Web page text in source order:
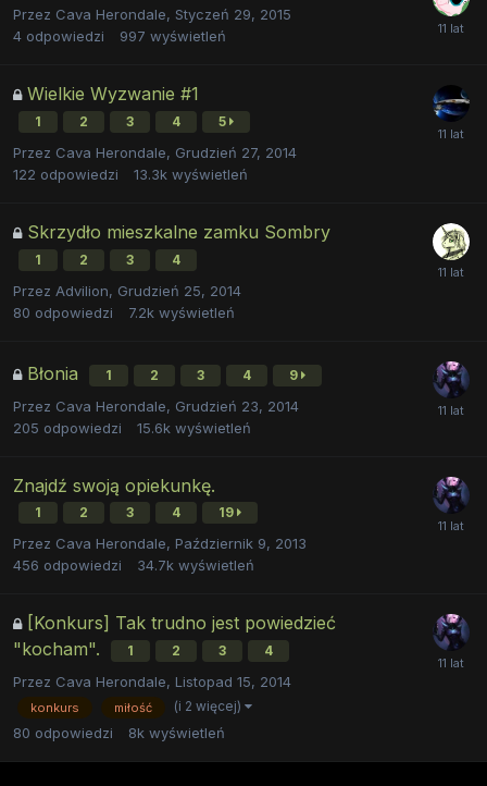
Przez Cava Herondale, Styczeń 29, 2015
4 odpowiedzi 997 wyświetleń
Wielkie Wyzwanie #1
1 2 3 4 5
Przez Cava Herondale, Grudzień 27, 2014
122 odpowiedzi 13.3k wyświetleń
Skrzydło mieszkalne zamku Sombry
1 2 3 4
Przez Advilion, Grudzień 25, 2014
80 odpowiedzi 7.2k wyświetleń
Błonia 1 2 3 4 9
Przez Cava Herondale, Grudzień 23, 2014
205 odpowiedzi 15.6k wyświetleń
Znajdź swoją opiekunkę.
1 2 3 4 19
Przez Cava Herondale, Październik 9, 2013
456 odpowiedzi 34.7k wyświetleń
[Konkurs] Tak trudno jest powiedzieć
"kocham".
1 2 3 4
Przez Cava Herondale, Listopad 15, 2014
konkurs miłość (i 2 więcej)
80 odpowiedzi 8k wyświetleń